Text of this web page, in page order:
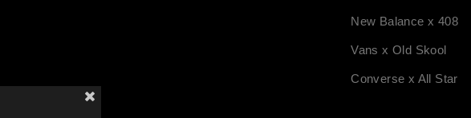
New Balance x 408
Vans x Old Skool
Converse x All Star